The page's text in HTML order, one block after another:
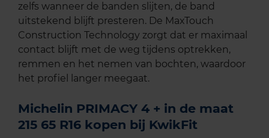
zelfs wanneer de banden slijten, de band
uitstekend blijft presteren. De MaxTouch
Construction Technology zorgt dat er maximaal
contact blijft met de weg tijdens optrekken,
remmen en het nemen van bochten, waardoor
het profiel langer meegaat.
Michelin PRIMACY 4 + in de maat
215 65 R16 kopen bij KwikFit